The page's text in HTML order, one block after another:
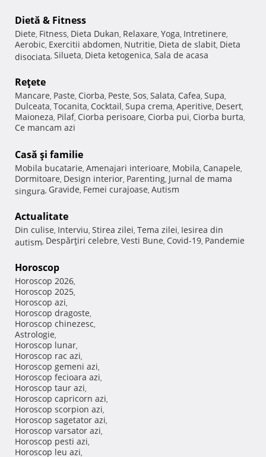
Dietă & Fitness
Diete, Fitness, Dieta Dukan, Relaxare, Yoga, Intretinere,
Aerobic, Exercitii abdomen, Nutritie, Dieta de slabit, Dieta
disociata, Silueta, Dieta ketogenica, Sala de acasa
Reţete
Mancare, Paste, Ciorba, Peste, Sos, Salata, Cafea, Supa,
Dulceata, Tocanita, Cocktail, Supa crema, Aperitive, Desert,
Maioneza, Pilaf, Ciorba perisoare, Ciorba pui, Ciorba burta,
Ce mancam azi
Casă şi familie
Mobila bucatarie, Amenajari interioare, Mobila, Canapele,
Dormitoare, Design interior, Parenting, Jurnal de mama
singura, Gravide, Femei curajoase, Autism
Actualitate
Din culise, Interviu, Stirea zilei, Tema zilei, Iesirea din
autism, Despărţiri celebre, Vesti Bune, Covid-19, Pandemie
Horoscop
Horoscop 2026,
Horoscop 2025,
Horoscop azi,
Horoscop dragoste,
Horoscop chinezesc,
Astrologie,
Horoscop lunar,
Horoscop rac azi,
Horoscop gemeni azi,
Horoscop fecioara azi,
Horoscop taur azi,
Horoscop capricorn azi,
Horoscop scorpion azi,
Horoscop sagetator azi,
Horoscop varsator azi,
Horoscop pesti azi,
Horoscop leu azi,